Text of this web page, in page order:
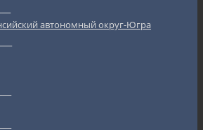
автономный округ-Югра